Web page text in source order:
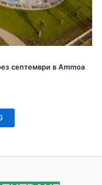
септември в Ammoa